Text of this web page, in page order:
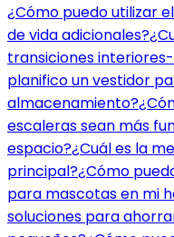
¿Cómo puedo utilizar
de vida adicionales?
transiciones
planifico un vestidor
almacenamiento?
escaleras sean más
espacio?¿Cuál es la
principal?¿Cómo
para mascotas en mi
soluciones para